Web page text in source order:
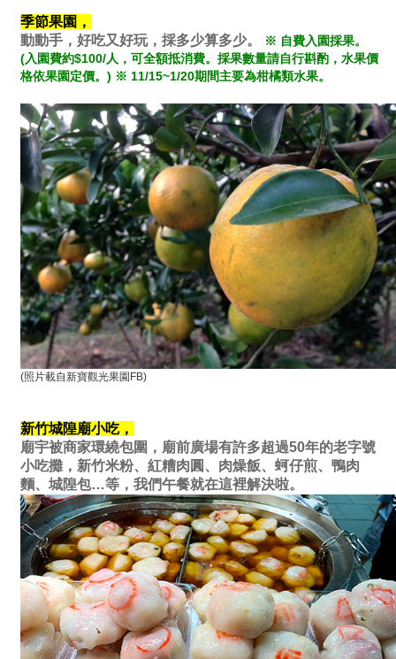
季節果園，
​動動手，好吃又好玩，採多少算多少。
※ 自費入園採果。
(入園費約$100/人，可全額抵消費。採果數量請自行斟酌，水果價
格依果園定價。) ※ 11/15~1/20期間主要為柑橘類水果。
(照片載自新寶觀光果園FB)
新竹城隍廟小吃，
廟宇被商家環繞包圍，廟前廣場有許多超過50年的老字號
小吃攤，新竹米粉、紅糟肉圓、肉燥飯、蚵仔煎、鴨肉
麵、城隍包…等，我們午餐就在這裡解決啦。